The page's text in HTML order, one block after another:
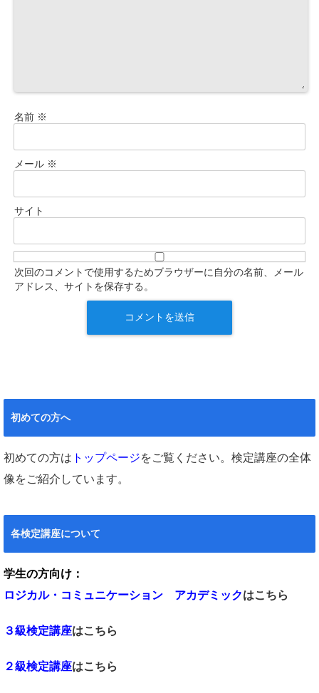
名前 ※
メール ※
サイト
次回のコメントで使用するためブラウザーに自分の名前、メール
アドレス、サイトを保存する。
初めての方へ
初めての方は トップページをご覧ください。検定講座の全体
像をご紹介しています。
各検定講座について
学生の方向け：
ロジカル・コミュニケーション アカデミックはこちら
３級検定講座はこちら
２級検定講座はこちら